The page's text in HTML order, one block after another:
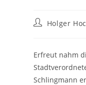
Holger
Erfreut nahm
Schlingmann